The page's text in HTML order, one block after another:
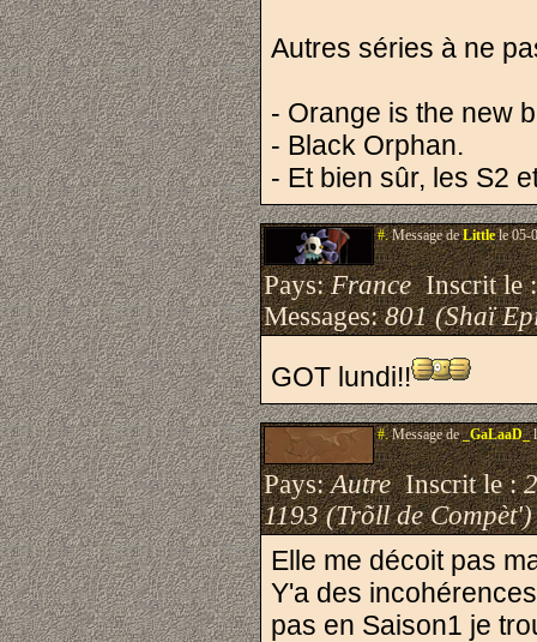
Autres séries à ne
- Orange is the new
- Black Orphan.
- Et bien sûr, les S2
#.Message deLittlele 05-
Pays:FranceInscrit le
Messages:801 (Shaï
GOT lundi!!
#.Message de_GaLaaD_
Pays:AutreInscrit le :
1193 (Trõll de Compèt')
Elle me décoit pas
Y'a des
pas en Saison1 je